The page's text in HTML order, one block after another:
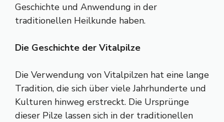
Geschichte und Anwendung in der
traditionellen Heilkunde haben.
Die Geschichte der Vitalpilze
Die Verwendung von Vitalpilzen hat eine lange
Tradition, die sich über viele Jahrhunderte und
Kulturen hinweg erstreckt. Die Ursprünge
dieser Pilze lassen sich in der traditionellen